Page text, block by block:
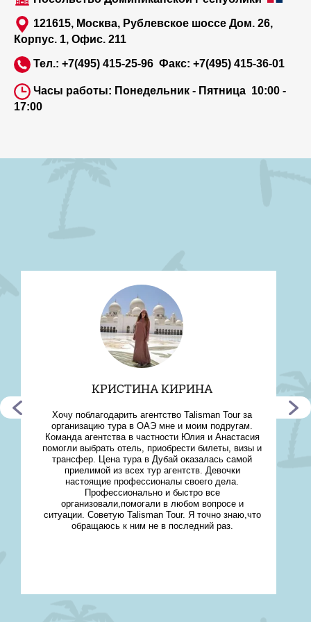
121615, Москва, Рублевское шоссе Дом. 26,
Корпус. 1, Офис. 211
Тел.: +7(495) 415-25-96 Факс: +7(495) 415-36-01
Часы работы: Понедельник - Пятница 10:00 -
17:00
КРИСТИНА КИРИНА
Хочу поблагодарить агентство Talisman Tour за
организацию тура в ОАЭ мне и моим подругам.
Команда агентства в частности Юлия и Анастасия
помогли выбрать отель, приобрести билеты, визы и
трансфер. Цена тура в Дубай оказалась самой
приелимой из всех тур агентств. Девочки
настоящие профессионалы своего дела.
Профессионально и быстро все
организовали,помогали в любом вопросе и
ситуации. Советую Talisman Tour. Я точно знаю,что
обращаюсь к ним не в последний раз.